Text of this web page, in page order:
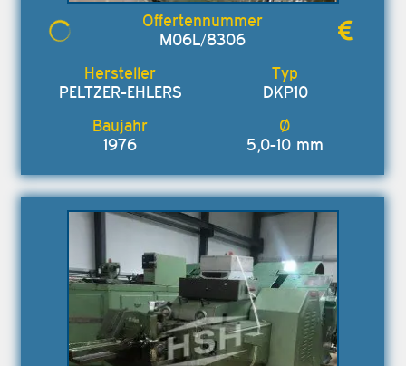
M06L/8306
PELTZER-EHLERS DKP10
1976 5,0-10 mm